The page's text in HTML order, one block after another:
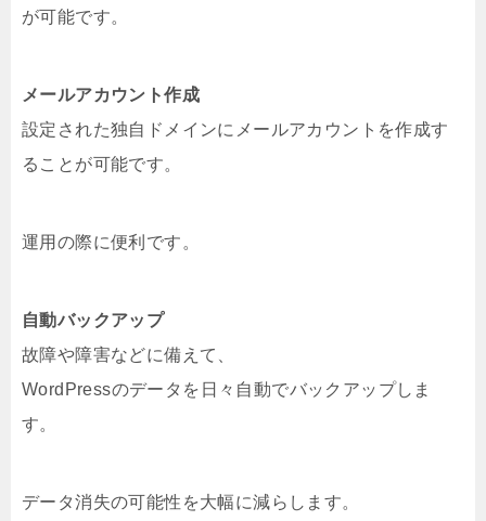
が可能です。
メールアカウント作成
設定された独自ドメインにメールアカウントを作成す
ることが可能です。
運用の際に便利です。
自動バックアップ
故障や障害などに備えて、
WordPressのデータを日々自動でバックアップしま
す。
データ消失の可能性を大幅に減らします。